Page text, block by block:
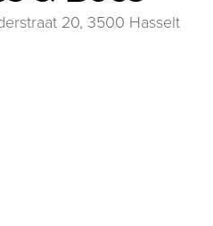
20, 3500 Hasselt